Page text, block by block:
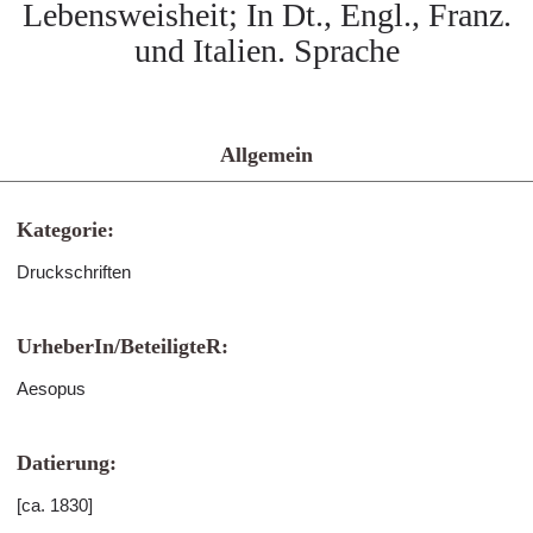
Lebensweisheit; In Dt., Engl., Franz.
und Italien. Sprache
Allgemein
Kategorie:
Druckschriften
UrheberIn/BeteiligteR:
Aesopus
Datierung:
[ca. 1830]